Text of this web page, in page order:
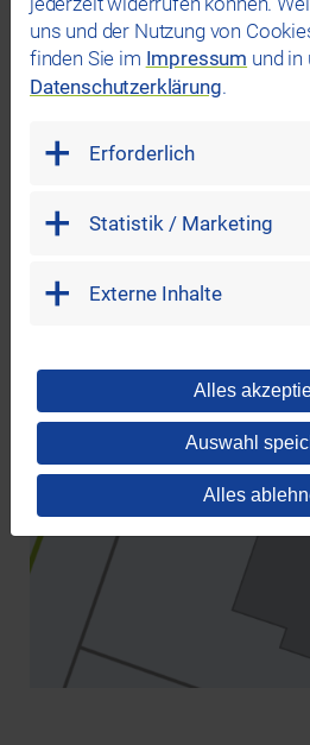
Wichtig für Sie:
Für Bestandsimmobilien
Förderungen. Weitere
unter "Ihre nächsten Schritte
uns und der Nutzung von
finden Sie im Impressum und in
Datenschutzerklärung.
Erforderlich
Statistik / Marketing
Externe Inhalte
Alles
Auswahl
Alles